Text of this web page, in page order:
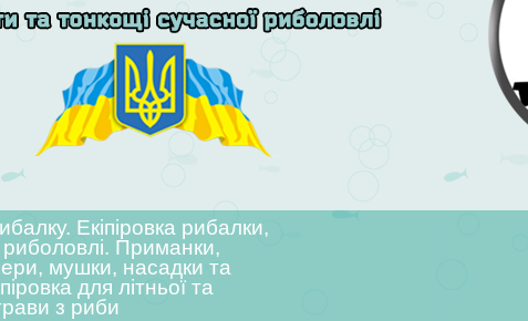
Екіпіровка рибалки,
риболовлі. Приманки,
мушки, насадки та
для літньої та
з риби